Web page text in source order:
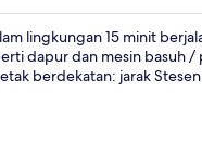
lingkungan 15 minit
dapur dan mesin basuh
berdekatan: jarak Stesen